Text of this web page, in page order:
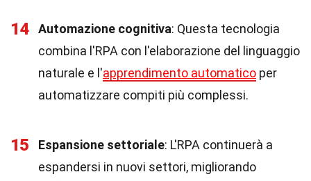
14 Automazione cognitiva: Questa tecnologia
combina l'RPA con l'elaborazione del linguaggio
naturale e l'apprendimento automatico per
automatizzare compiti più complessi.
15 Espansione settoriale: L'RPA continuerà a
espandersi in nuovi settori, migliorando